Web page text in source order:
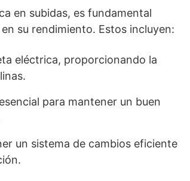
en subidas, es fundamental
su rendimiento. Estos incluyen:
eléctrica, proporcionando la
para mantener un buen
un sistema de cambios eficiente